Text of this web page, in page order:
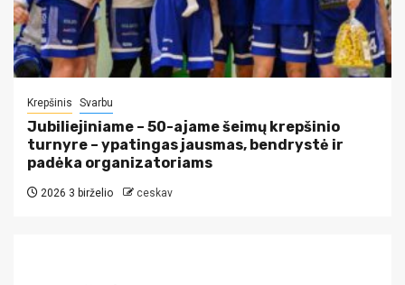
Krepšinis Svarbu
Jubiliejiniame – 50-ajame šeimų krepšinio
turnyre – ypatingas jausmas, bendrystė ir
padėka organizatoriams
2026 3 birželio ceskav